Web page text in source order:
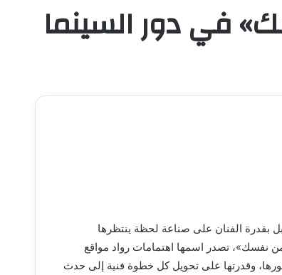
في دور السينما
بقدرة الفنان على صناعة لحظة ينتظرها
نفسك»، تصدر اسمها اهتمامات رواد مواقع
وقدرتها على تحويل كل خطوة فنية إلى حدث